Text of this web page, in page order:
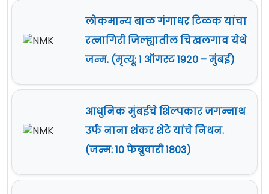
लोकमान्य बाळ गंगाधर टिळक यांचा
रत्नागिरी जिल्ह्यातील चिखलगाव येथे
जन्म. (मृत्यू: १ ऑगस्ट १९२० – मुंबई)
आधुनिक मुंबईचे शिल्पकार जगन्नाथ
उर्फ नाना शंकर शेटे यांचे निधन.
(जन्म: १० फेब्रुवारी १८०३)